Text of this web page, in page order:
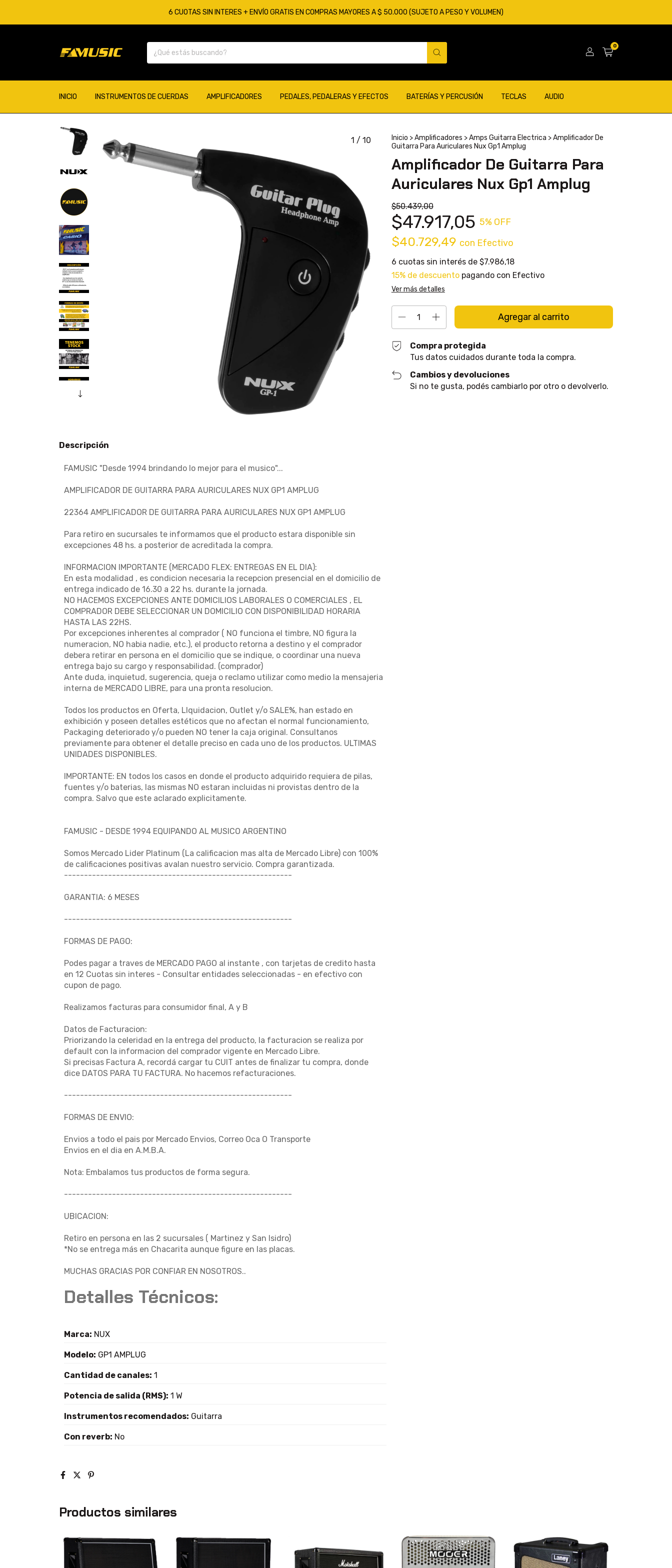
6 CUOTAS SIN INTERES + ENVÍO GRATIS EN COMPRAS MAYORES A $ 50.000 (SUJETO A PESO Y VOLUMEN)
0
INICIO INSTRUMENTOS DE CUERDAS AMPLIFICADORES PEDALES, PEDALERAS Y EFECTOS BATERÍAS Y PERCUSIÓN TECLAS AUDIO
1 / 10 Inicio >Amplificadores >Amps Guitarra Electrica >Amplificador De
Guitarra Para Auriculares Nux Gp1 Amplug
Amplificador De Guitarra Para
Auriculares Nux Gp1 Amplug
$50.439,00
$47.917,05 5% OFF
$40.729,49 con Efectivo
6 cuotas sin interés de $7.986,18
15% de descuentopagando con Efectivo
Ver más detalles
Compra protegida
Tus datos cuidados durante toda la compra.
Cambios y devoluciones
Si no te gusta, podés cambiarlo por otro o devolverlo.
Descripción
FAMUSIC "Desde 1994 brindando lo mejor para el musico"...
AMPLIFICADOR DE GUITARRA PARA AURICULARES NUX GP1 AMPLUG
22364 AMPLIFICADOR DE GUITARRA PARA AURICULARES NUX GP1 AMPLUG
Para retiro en sucursales te informamos que el producto estara disponible sin
excepciones 48 hs. a posterior de acreditada la compra.
INFORMACION IMPORTANTE (MERCADO FLEX: ENTREGAS EN EL DIA):
En esta modalidad , es condicion necesaria la recepcion presencial en el domicilio de
entrega indicado de 16.30 a 22 hs. durante la jornada.
NO HACEMOS EXCEPCIONES ANTE DOMICILIOS LABORALES O COMERCIALES , EL
COMPRADOR DEBE SELECCIONAR UN DOMICILIO CON DISPONIBILIDAD HORARIA
HASTA LAS 22HS.
Por excepciones inherentes al comprador ( NO funciona el timbre, NO figura la
numeracion, NO habia nadie, etc.), el producto retorna a destino y el comprador
debera retirar en persona en el domicilio que se indique, o coordinar una nueva
entrega bajo su cargo y responsabilidad. (comprador)
Ante duda, inquietud, sugerencia, queja o reclamo utilizar como medio la mensajeria
interna de MERCADO LIBRE, para una pronta resolucion.
Todos los productos en Oferta, LIquidacion, Outlet y/o SALE%, han estado en
exhibición y poseen detalles estéticos que no afectan el normal funcionamiento,
Packaging deteriorado y/o pueden NO tener la caja original. Consultanos
previamente para obtener el detalle preciso en cada uno de los productos. ULTIMAS
UNIDADES DISPONIBLES.
IMPORTANTE: EN todos los casos en donde el producto adquirido requiera de pilas,
fuentes y/o baterias, las mismas NO estaran incluidas ni provistas dentro de la
compra. Salvo que este aclarado explicitamente.
FAMUSIC - DESDE 1994 EQUIPANDO AL MUSICO ARGENTINO
Somos Mercado Lider Platinum (La calificacion mas alta de Mercado Libre) con 100%
de calificaciones positivas avalan nuestro servicio. Compra garantizada.
---------------------------------------------------------
GARANTIA: 6 MESES
---------------------------------------------------------
FORMAS DE PAGO:
Podes pagar a traves de MERCADO PAGO al instante , con tarjetas de credito hasta
en 12 Cuotas sin interes - Consultar entidades seleccionadas - en efectivo con
cupon de pago.
Realizamos facturas para consumidor final, A y B
Datos de Facturacion:
Priorizando la celeridad en la entrega del producto, la facturacion se realiza por
default con la informacion del comprador vigente en Mercado Libre.
Si precisas Factura A, recordá cargar tu CUIT antes de finalizar tu compra, donde
dice DATOS PARA TU FACTURA. No hacemos refacturaciones.
---------------------------------------------------------
FORMAS DE ENVIO:
Envios a todo el pais por Mercado Envios, Correo Oca O Transporte
Envios en el dia en A.M.B.A.
Nota: Embalamos tus productos de forma segura.
---------------------------------------------------------
UBICACION:
Retiro en persona en las 2 sucursales ( Martinez y San Isidro)
*No se entrega más en Chacarita aunque figure en las placas.
MUCHAS GRACIAS POR CONFIAR EN NOSOTROS..
Detalles Técnicos:
Marca: NUX
Modelo: GP1 AMPLUG
Cantidad de canales: 1
Potencia de salida (RMS): 1 W
Instrumentos recomendados: Guitarra
Con reverb: No
Productos similares